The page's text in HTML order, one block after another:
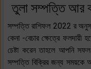
তুলা সম্পত্তি আর
সম্পত্তি রাশিফল 2022 র
কেনা -বেচার ক্ষেত্রে ফলদায়ী
চেষ্টা করেন তাহলে আপনি
সম্পত্তি বিক্রির জন্য সময়কে